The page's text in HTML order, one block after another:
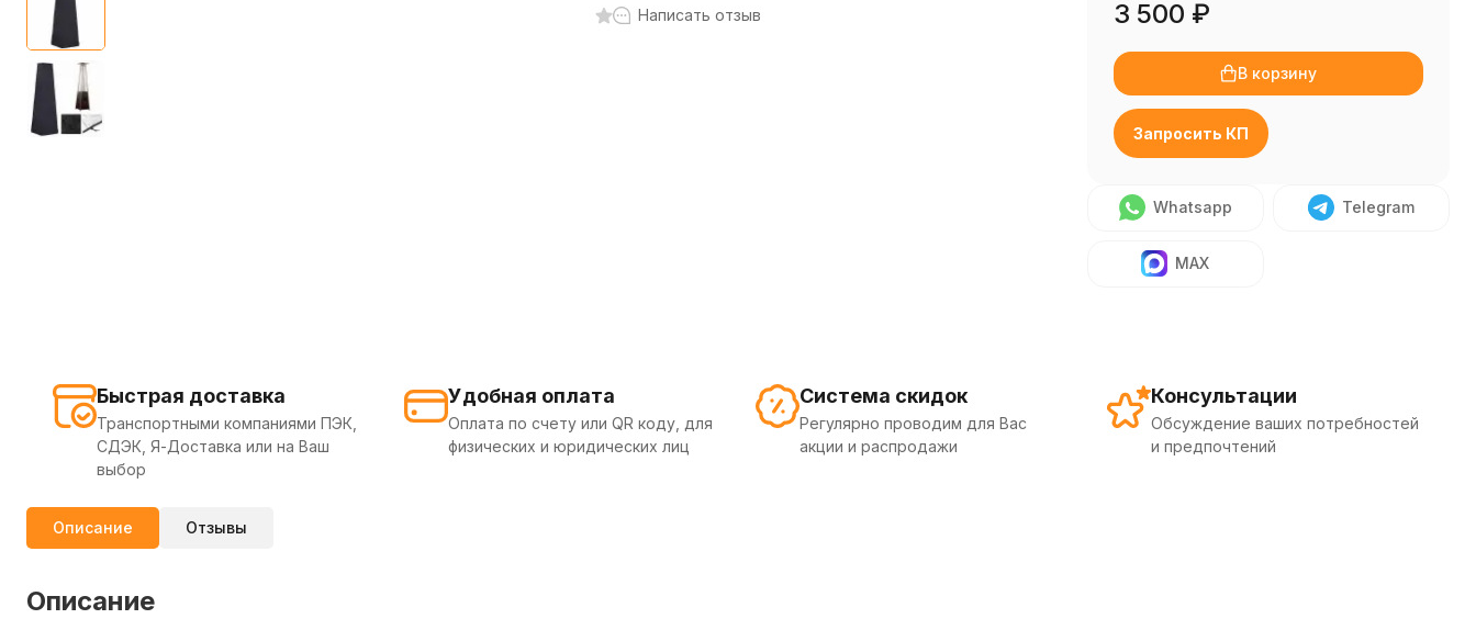
Написать отзыв 3 500 ₽
В корзину
Запросить КП
Whatsapp Telegram
MAX
Быстрая доставка
Транспортными компаниями ПЭК,
СДЭК, Я-Доставка или на Ваш
выбор
Удобная оплата
Оплата по счету или QR коду, для
физических и юридических лиц
Система скидок
Регулярно проводим для Вас
акции и распродажи
Консультации
Обсуждение ваших потребностей
и предпочтений
Описание Отзывы
Описание